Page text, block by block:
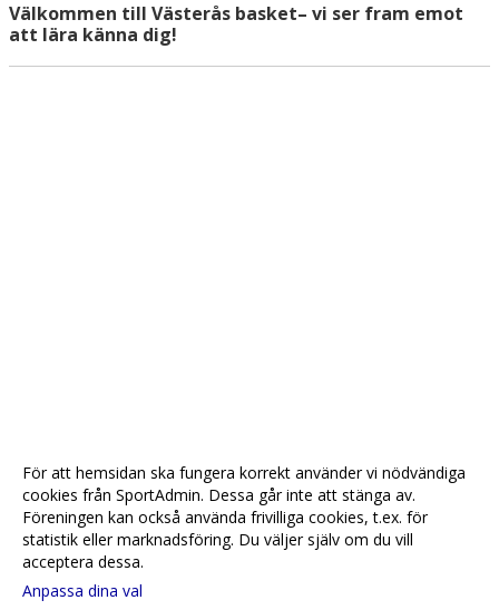
Välkommen till Västerås basket– vi ser fram emot
att lära känna dig!
För att hemsidan ska fungera korrekt använder vi nödvändiga
cookies från SportAdmin. Dessa går inte att stänga av.
Föreningen kan också använda frivilliga cookies, t.ex. för
statistik eller marknadsföring. Du väljer själv om du vill
acceptera dessa.
Anpassa dina val